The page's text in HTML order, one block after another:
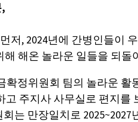
저, 2024년에 간병인들이
해온 놀라운 일들을 되돌
확정위원회 팀의 놀라운 활
고 주지사 사무실로 편지를
는 만장일치로